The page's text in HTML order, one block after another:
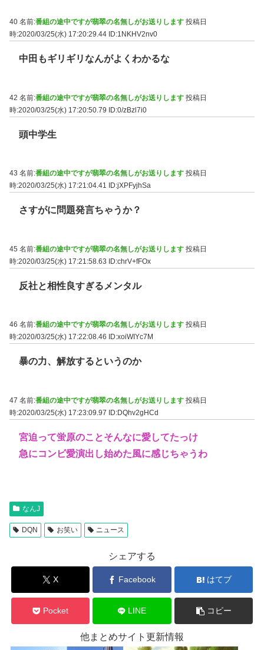
40 名前:番組の途中ですが翡翠の名無しがお送りします 投稿日
時:2020/03/25(水) 17:20:29.44 ID:1NKHV2nv0
中田もギリギリなんがよくわかるな
42 名前:番組の途中ですが翡翠の名無しがお送りします 投稿日
時:2020/03/25(水) 17:20:50.79 ID:0/zBzl7i0
頭中学生
43 名前:番組の途中ですが翡翠の名無しがお送りします 投稿日
時:2020/03/25(水) 17:21:04.41
ID:jXPFyjhSa
さすがに問題発言ちゃうか？
45 名前:番組の途中ですが翡翠の名無しがお送りします 投稿日
時:2020/03/25(水) 17:21:58.63 ID:chrV+fFOx
反社と相性良すぎるメンタル
46 名前:番組の途中ですが翡翠の名無しがお送りします 投稿日
時:2020/03/25(水) 17:22:08.46
ID:xoiWIYc7M
暴の力、解放するというのか
47 名前:番組の途中ですが翡翠の名無しがお送りします 投稿日
時:2020/03/25(水) 17:23:09.97
ID:DQhv2gHCd
宮迫って蛍原のことそんなに愛してたっけ
急にコンビ愛演出し始めた風に感じちゃうわ
なんJ
DQN お笑い ニュース
シェアする
X Facebook はてブ
Pocket LINE コピー
他まとめサイト更新情報